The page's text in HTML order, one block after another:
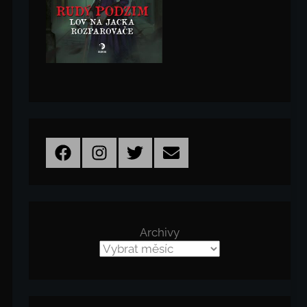
FacebookInstagramTwitterEmail
Archivy